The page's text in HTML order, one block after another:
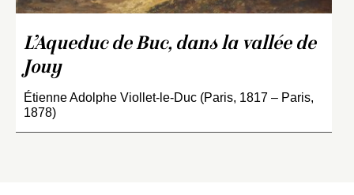
L’Aqueduc de Buc, dans la vallée de
Jouy
Étienne Adolphe Viollet-le-Duc (Paris, 1817 – Paris,
1878)